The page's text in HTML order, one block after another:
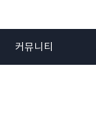
커뮤니티